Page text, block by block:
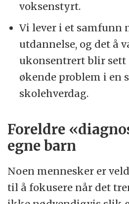
voksenstyrt.
Vi lever i et samfunn
utdannelse, og det å
ukonsentrert blir sett
økende problem i en
skolehverdag.
Foreldre
egne barn
Noen mennesker er
til å fokusere når det